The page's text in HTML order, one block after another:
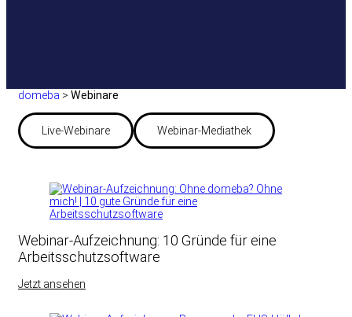
domeba > Webinare
Live-Webinare Webinar-Mediathek
Webinar-Aufzeichnung: 10 Gründe für eine
Arbeitsschutzsoftware
Jetzt ansehen